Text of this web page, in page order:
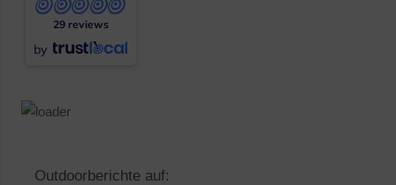
29 reviews
by
Outdoorberichte auf: